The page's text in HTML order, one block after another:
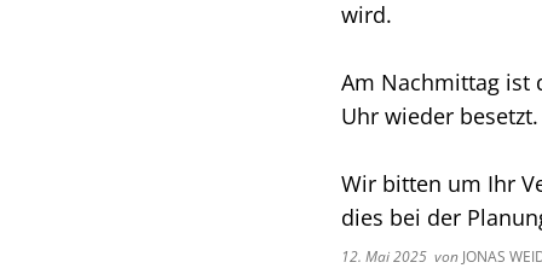
wird.
Am Nachmittag ist
Uhr wieder besetzt.
Wir bitten um Ihr
dies bei der
12. Mai 2025 von JONAS